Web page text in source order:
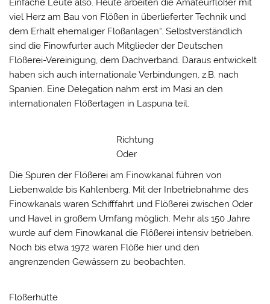
Einfache Leute also. Heute arbeiten die Amateurflößer mit
viel Herz am Bau von Flößen in überlieferter Technik und
dem Erhalt ehemaliger Floßanlagen“. Selbstverständlich
sind die Finowfurter auch Mitglieder der Deutschen
Flößerei-Vereinigung, dem Dachverband. Daraus entwickelt
haben sich auch internationale Verbindungen, z.B. nach
Spanien. Eine Delegation nahm erst im Masi an den
internationalen Flößertagen in Laspuna teil.
Richtung
Oder
Die Spuren der Flößerei am Finowkanal führen von
Liebenwalde bis Kahlenberg. Mit der Inbetriebnahme des
Finowkanals waren Schifffahrt und Flößerei zwischen Oder
und Havel in großem Umfang möglich. Mehr als 150 Jahre
wurde auf dem Finowkanal die Flößerei intensiv betrieben.
Noch bis etwa 1972 waren Flöße hier und den
angrenzenden Gewässern zu beobachten.
Flößerhütte